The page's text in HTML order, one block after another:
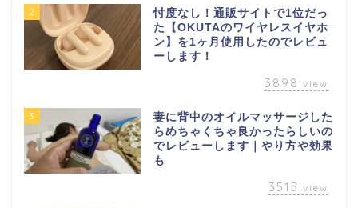
2
忖度なし！通販サイトで1位だっ
た【OKUTAのワイヤレスイヤホ
ン】を1ヶ月使用したのでレビュ
ーします！
3898 view
3
妻に背中のオイルマッサージした
らめちゃくちゃ良かったらしいの
でレビューします｜やり方や効果
も
3515 view